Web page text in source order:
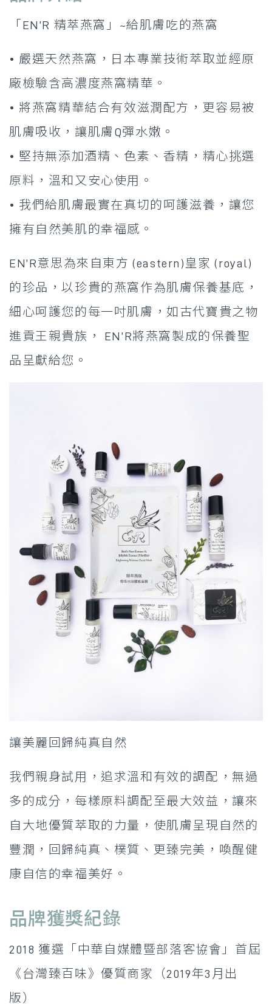
「EN’R 精萃燕窩」~給肌膚吃的燕窩
• 嚴選天然燕窩，日本專業技術萃取並經原
廠檢驗含高濃度燕窩精華。
• 將燕窩精華結合有效滋潤配方，更容易被
肌膚吸收，讓肌膚Q彈水嫩。
• 堅持無添加酒精、色素、香精，精心挑選
原料，溫和又安心使用。
• 我們給肌膚最實在真切的呵護滋養，讓您
擁有自然美肌的幸福感。
EN’R意思為來自東方 (eastern)皇家 (royal)
的珍品，以珍貴的燕窩作為肌膚保養基底，
細心呵護您的每一吋肌膚，如古代寶貴之物
進貢王親貴族， EN’R將燕窩製成的保養聖
品呈獻給您。
讓美麗回歸純真自然
我們親身試用，追求溫和有效的調配，無過
多的成分，每樣原料調配至最大效益，讓來
自大地優質萃取的力量，使肌膚呈現自然的
豐潤，回歸純真、樸質、更臻完美，喚醒健
康自信的幸福美好。
品牌獲獎紀錄
2018 獲選「中華自媒體暨部落客協會」首屆
《台灣臻百味》優質商家（2019年3月出
版）